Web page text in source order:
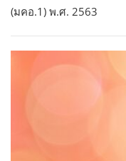
(มคอ.1) พ.ศ. 2563